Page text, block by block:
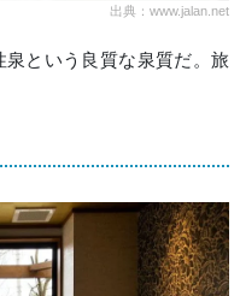
出典：www.jalan.net
という良質な泉質だ。旅